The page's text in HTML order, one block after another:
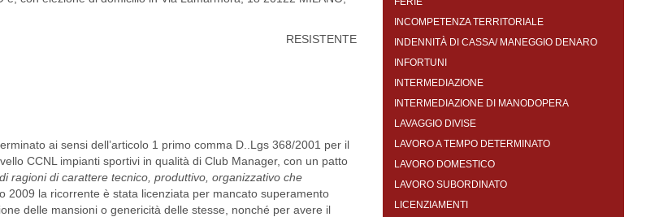
RESISTENTE
ai sensi dell’articolo 1 primo comma D..Lgs 368/2001 per il
CCNL impianti sportivi in qualità di Club Manager, con un patto
ragioni di carattere tecnico, produttivo, organizzativo che
2009 la ricorrente è stata licenziata per mancato superamento
delle mansioni o genericità delle stesse, nonché per avere il
INCOMPETENZA TERRITORIALE
INDENNITÀ DI CASSA/ MANEGGIO DENARO
INFORTUNI
INTERMEDIAZIONE
INTERMEDIAZIONE DI MANODOPERA
LAVAGGIO DIVISE
LAVORO A TEMPO DETERMINATO
LAVORO DOMESTICO
LAVORO SUBORDINATO
LICENZIAMENTI